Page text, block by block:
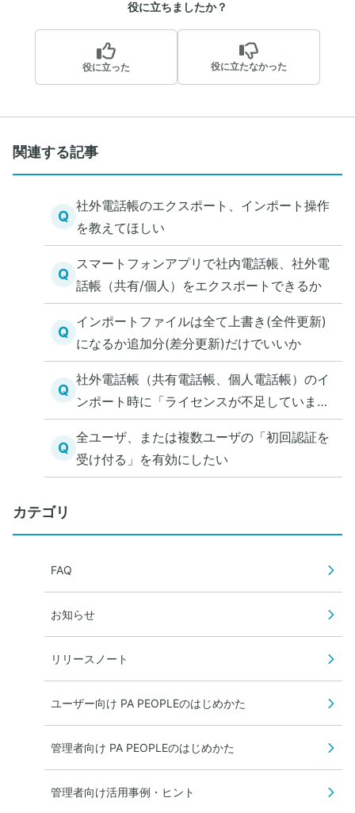
役に立ちましたか？
役に立った 役に立たなかった
関連する記事
Q
社外電話帳のエクスポート、インポート操作
を教えてほしい
Q
スマートフォンアプリで社内電話帳、社外電
話帳（共有/個人）をエクスポートできるか
Q
インポートファイルは全て上書き(全件更新)
になるか追加分(差分更新)だけでいいか
Q
社外電話帳（共有電話帳、個人電話帳）のイ
ンポート時に「ライセンスが不足していま
す。」と表示された
Q
全ユーザ、または複数ユーザの「初回認証を
受け付る」を有効にしたい
カテゴリ
FAQ
お知らせ
リリースノート
ユーザー向け PA PEOPLEのはじめかた
管理者向け PA PEOPLEのはじめかた
管理者向け活用事例・ヒント